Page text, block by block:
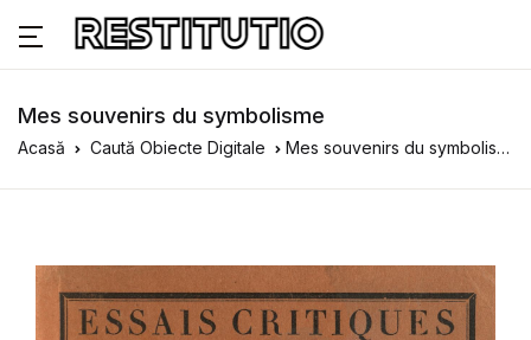
Mes souvenirs du symbolisme
Acasă Caută Obiecte Digitale Mes souvenirs du symbolisme